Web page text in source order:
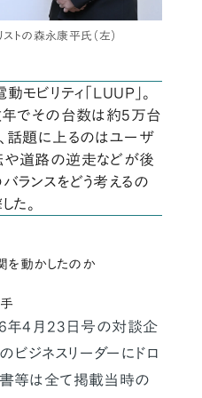
トの森永康平氏（左）
ビリティ「LUUP」。
でその台数は約5万台
話題に上るのはユーザ
や道路の逆走などが後
ランスをどう考えるの
た。
を動かしたのか
年4月23日号の対談企
ビジネスリーダーにドロ
書等は全て掲載当時の